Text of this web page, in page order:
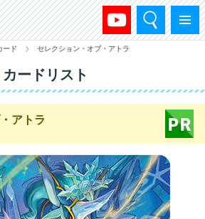
メニュー
検索
ード セレクション・オブ・アトラ
カードリスト
アトラ